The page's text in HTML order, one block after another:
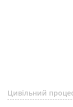
Цивільний